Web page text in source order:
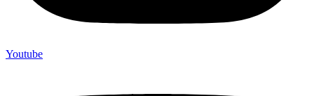
Youtube